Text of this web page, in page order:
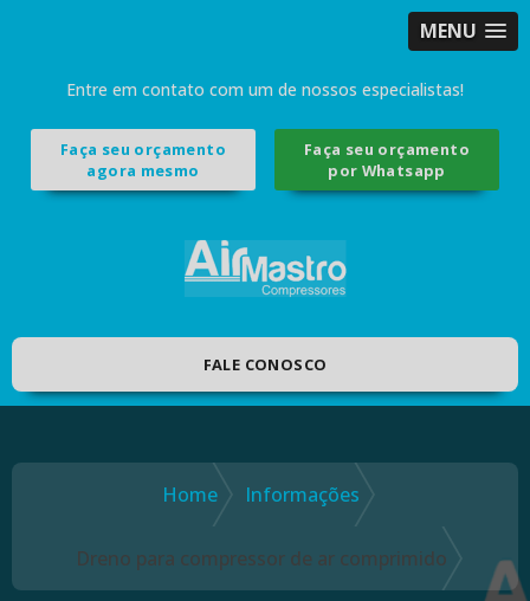
MENU
Entre em contato com um de nossos especialistas!
Faça seu orçamento
agora mesmo
Faça seu orçamento
por Whatsapp
FALE CONOSCO
Home Informações
Dreno para compressor de ar comprimido